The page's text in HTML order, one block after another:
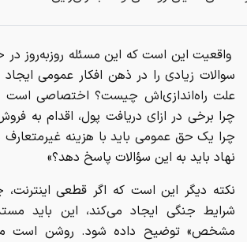
واقعیت این است که این مسئله روزبه‌روز
سوالات زیادی را در ذهن افکار عمومی
علت راه‌اندازی‌اش چیست؟ اختصاصی است
چرا برخی در ازای دریافت پول، اقدام به
چرا یک حق عمومی باید با هزینه
نهاد باید به این سؤالات پاسخ دهد؟»
نکته دیگر این است که اگر قطعی اینترنت،
شرایط جنگی ایجاد می‌کند، این باید
مشخص» توضیح داده شود. روشن است